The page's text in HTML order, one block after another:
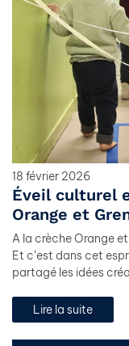
18 février 2026
Éveil culturel
Orange et
A la crèche Orange
Et c’est dans cet
partagé les idées
Lire la suite